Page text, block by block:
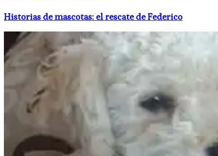
Historias de mascotas: el rescate de Federico